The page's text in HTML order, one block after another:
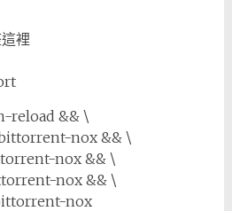
裡
reload && \
nox && \
nox && \
nox && \
nox